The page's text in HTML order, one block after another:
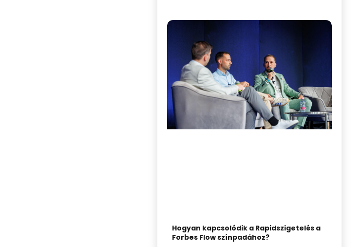
Hogyan kapcsolódik a Rapidszigetelés a
Forbes Flow színpadához?